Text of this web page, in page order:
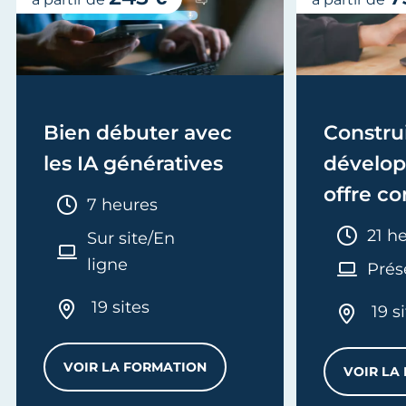
Bien débuter avec
les IA génératives
Durée :
7 heures
Sur site/En
ligne
19 sites
VOIR LA FORMATIONBIEN DÉBUTER AVEC LES IA
offre
21
19
VOIR LA